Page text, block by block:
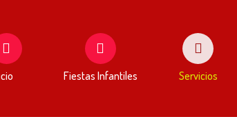
Fiestas Infantiles Servicios